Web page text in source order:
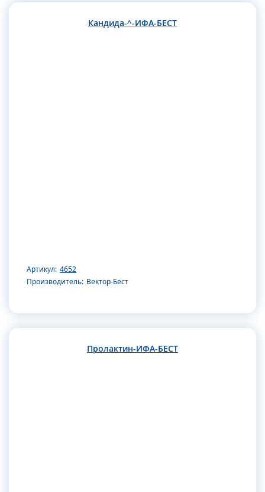
Кандида-^-ИФА-БЕСТ
Артикул: 4652
Производитель: Вектор-Бест
Пролактин-ИФА-БЕСТ